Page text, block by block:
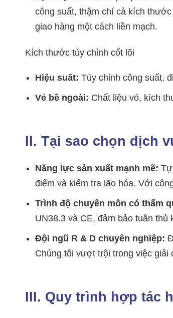
công suất, thậm chí cả kích
giao hàng một cách liền mạch.
Kích thước tùy chỉnh cốt lõi
Hiệu suất: Tùy chỉnh công suất,
Vẻ bề ngoài: Chất liệu vỏ, kích
II. Tại sao chọn dịch
Năng lực sản xuất mạnh mẽ:
điểm và kiểm tra lão hóa. Với
Trình độ chuyên môn có thẩm
UN38.3 và CE, đảm bảo tuân
Đội ngũ R & D chuyên nghiệp:
Chúng tôi vượt trội trong việc
III. Quy trình hợp tác